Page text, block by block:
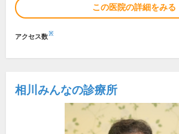
この医院の詳細をみる
アクセス数※
相川みんなの診療所